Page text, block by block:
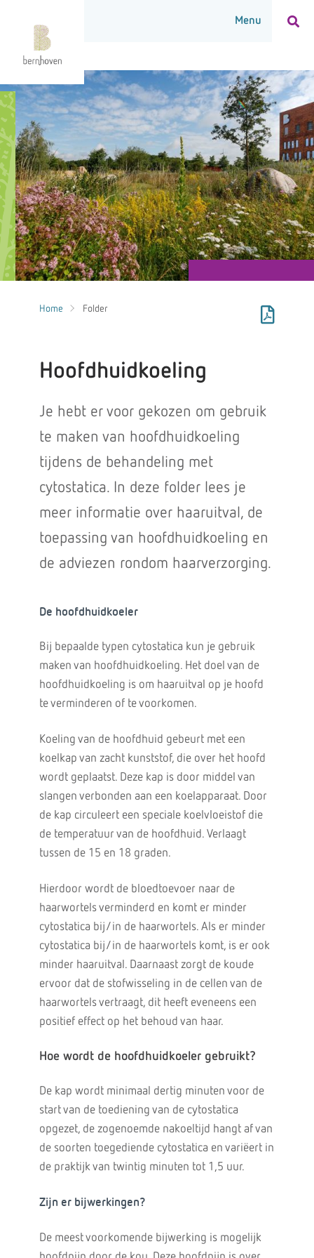
Home Folder
Hoofdhuidkoeling
Je hebt er voor gekozen om gebruik
te maken van hoofdhuidkoeling
tijdens de behandeling met
cytostatica. In deze folder lees je
meer informatie over haaruitval, de
toepassing van hoofdhuidkoeling en
de adviezen rondom haarverzorging.
De hoofdhuidkoeler
Bij bepaalde typen cytostatica kun je gebruik
maken van hoofdhuidkoeling. Het doel van de
hoofdhuidkoeling is om haaruitval op je hoofd
te verminderen of te voorkomen.
Koeling van de hoofdhuid gebeurt met een
koelkap van zacht kunststof, die over het hoofd
wordt geplaatst. Deze kap is door middel van
slangen verbonden aan een koelapparaat. Door
de kap circuleert een speciale koelvloeistof die
de temperatuur van de hoofdhuid. Verlaagt
tussen de 15 en 18 graden.
Hierdoor wordt de bloedtoevoer naar de
haarwortels verminderd en komt er minder
cytostatica bij/in de haarwortels. Als er minder
cytostatica bij/in de haarwortels komt, is er ook
minder haaruitval. Daarnaast zorgt de koude
ervoor dat de stofwisseling in de cellen van de
haarwortels vertraagt, dit heeft eveneens een
positief effect op het behoud van haar.
Hoe wordt de hoofdhuidkoeler gebruikt?
De kap wordt minimaal dertig minuten voor de
start van de toediening van de cytostatica
opgezet, de zogenoemde nakoeltijd hangt af van
de soorten toegediende cytostatica en variëert in
de praktijk van twintig minuten tot 1,5 uur.
Zijn er bijwerkingen?
De meest voorkomende bijwerking is mogelijk